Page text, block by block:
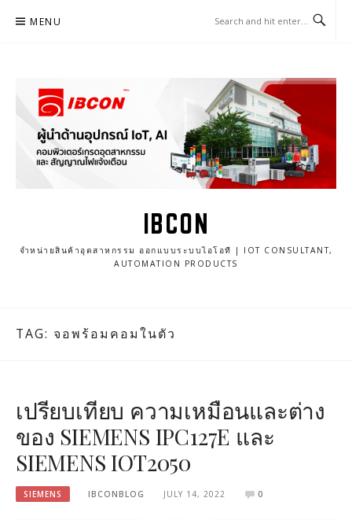
MENU
IBCON
จำหน่ายสินค้าอุตสาหกรรม ออกแบบระบบไอโอที | IOT CONSULTANT,
AUTOMATION PRODUCTS
TAG: จอพร้อมคอมในตัว
เปรียบเทียบ ความเหมือนและต่าง
ของ SIEMENS IPC127E และ
SIEMENS IOT2050
SIEMENS IBCONBLOG JULY 14, 2022 0